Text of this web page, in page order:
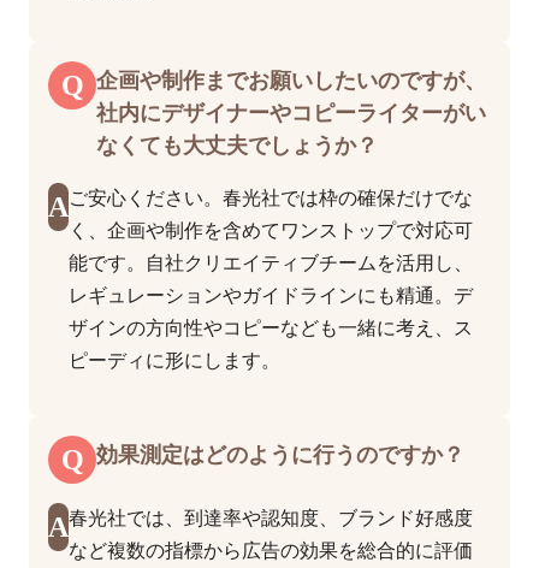
Q 企画や制作までお願いしたいのですが、
社内にデザイナーやコピーライターがい
なくても大丈夫でしょうか？
Aご安心ください。春光社では枠の確保だけでな
く、企画や制作を含めてワンストップで対応可
能です。自社クリエイティブチームを活用し、
レギュレーションやガイドラインにも精通。デ
ザインの方向性やコピーなども一緒に考え、ス
ピーディに形にします。
Q 効果測定はどのように行うのですか？
A春光社では、到達率や認知度、ブランド好感度
など複数の指標から広告の効果を総合的に評価